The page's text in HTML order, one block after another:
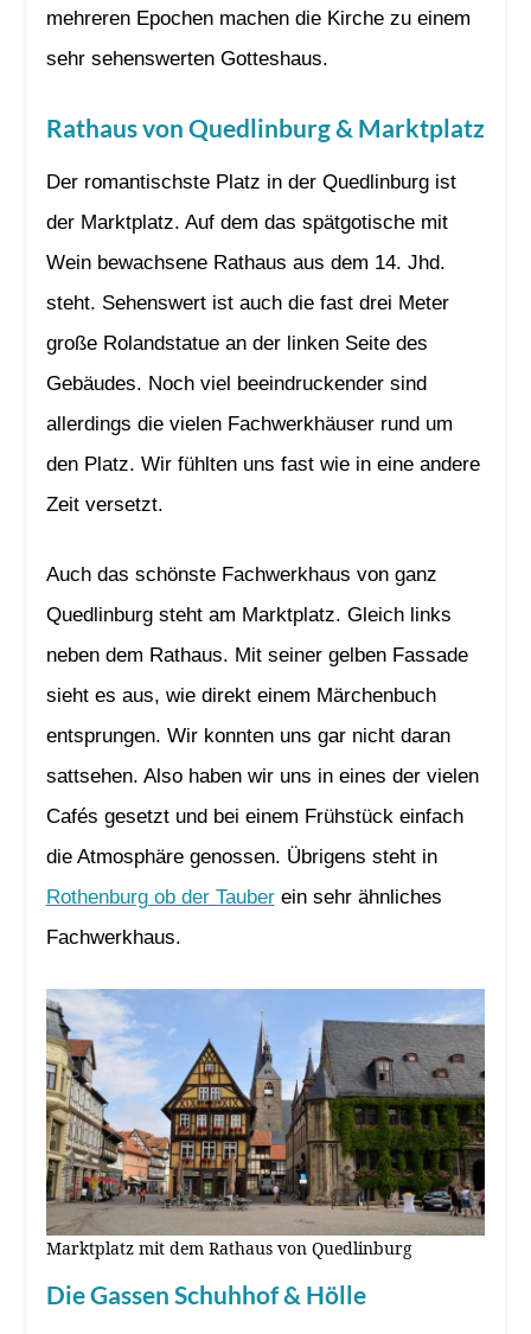
mehreren Epochen machen die Kirche zu einem
sehr sehenswerten Gotteshaus.
Rathaus von Quedlinburg & Marktplatz
Der romantischste Platz in der Quedlinburg ist
der Marktplatz. Auf dem das spätgotische mit
Wein bewachsene Rathaus aus dem 14. Jhd.
steht. Sehenswert ist auch die fast drei Meter
große Rolandstatue an der linken Seite des
Gebäudes. Noch viel beeindruckender sind
allerdings die vielen Fachwerkhäuser rund um
den Platz. Wir fühlten uns fast wie in eine andere
Zeit versetzt.
Auch das schönste Fachwerkhaus von ganz
Quedlinburg steht am Marktplatz. Gleich links
neben dem Rathaus. Mit seiner gelben Fassade
sieht es aus, wie direkt einem Märchenbuch
entsprungen. Wir konnten uns gar nicht daran
sattsehen. Also haben wir uns in eines der vielen
Cafés gesetzt und bei einem Frühstück einfach
die Atmosphäre genossen. Übrigens steht in
Rothenburg ob der Tauberein sehr ähnliches
Fachwerkhaus.
Marktplatz mit dem Rathaus von Quedlinburg
Die Gassen Schuhhof & Hölle